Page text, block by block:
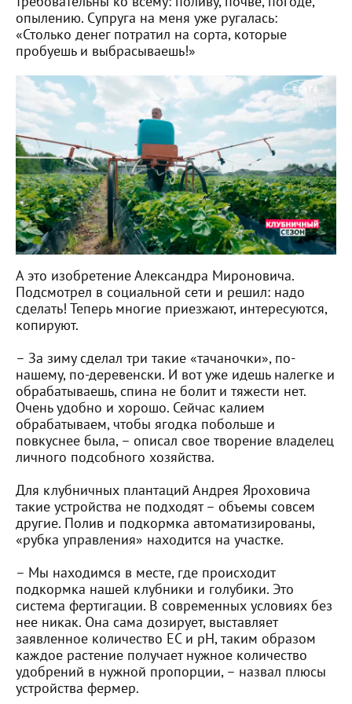
опылению. Супруга на меня уже ругалась:
«Столько денег потратил на сорта, которые
пробуешь и выбрасываешь!»
А это изобретение Александра Мироновича.
Подсмотрел в социальной сети и решил: надо
сделать! Теперь многие приезжают, интересуются,
копируют.
– За зиму сделал три такие «тачаночки», по-
нашему, по-деревенски. И вот уже идешь налегке и
обрабатываешь, спина не болит и тяжести нет.
Очень удобно и хорошо. Сейчас калием
обрабатываем, чтобы ягодка побольше и
повкуснее была, – описал свое творение владелец
личного подсобного хозяйства.
Для клубничных плантаций Андрея Яроховича
такие устройства не подходят – объемы совсем
другие. Полив и подкормка автоматизированы,
«рубка управления» находится на участке.
– Мы находимся в месте, где происходит
подкормка нашей клубники и голубики. Это
система фертигации. В современных условиях без
нее никак. Она сама дозирует, выставляет
заявленное количество EC и pH, таким образом
каждое растение получает нужное количество
удобрений в нужной пропорции, – назвал плюсы
устройства фермер.